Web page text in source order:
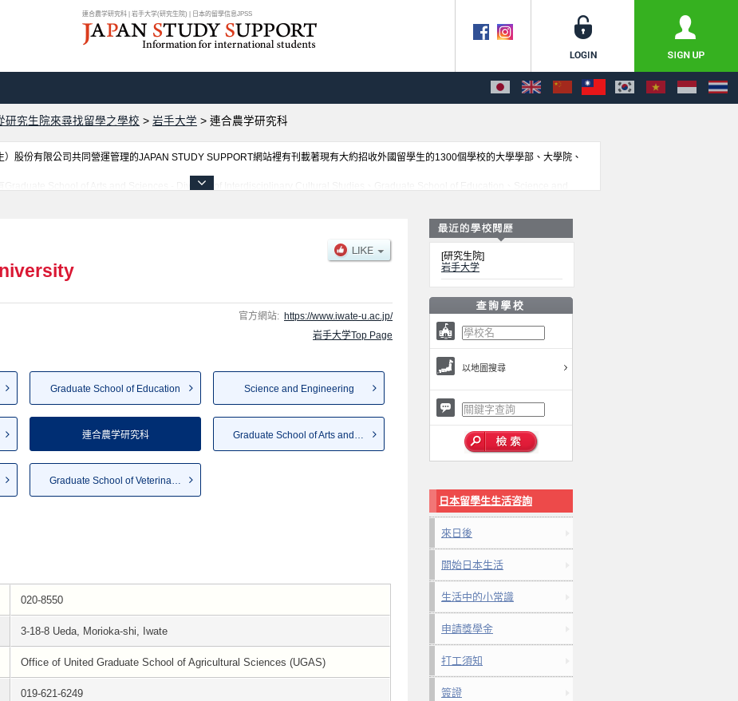
連合農学研究科 | 岩手大学(研究生院) | 日本的留學信息JPSS
研究生院來尋找留學之學校 > 岩手大学 > 連合農学研究科
股份有限公司共同營運管理的JAPAN STUDY SUPPORT網站裡有刊載著現有大約招收外國留學生的1300個學校的大學學部、大學院、
Graduate School of Arts and Sciences - Division of Interdisciplinary Cultural Studies、Graduate School of Education、Science and
官方網站: https://www.iwate-u.ac.jp/
岩手大学Top Page
Graduate School of Education Science and Engineering
連合農学研究科
Graduate School of Veterinary...
020-8550
3-18-8 Ueda, Morioka-shi, Iwate
Office of United Graduate School of Agricultural Sciences (UGAS)
019-621-6249
[研究生院]
岩手大学
以地圖搜尋
日本留學生生活咨詢
來日後
開始日本生活
生活中的小常識
申請獎學金
打工須知
簽證